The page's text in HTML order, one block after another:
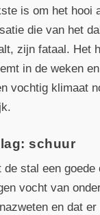
is om het hooi
die van het
zijn fataal. Het
in de weken
vochtig klimaat
schuur
de stal een
vocht van
en dat